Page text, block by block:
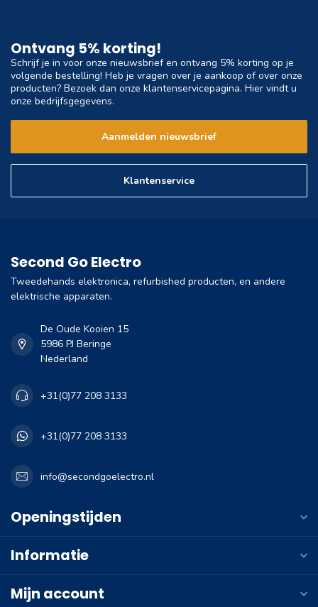
Ontvang 5% korting!
Schrijf je in voor onze nieuwsbrief en ontvang 5% korting op je
volgende bestelling! Heb je vragen over je aankoop of over onze
producten? Bezoek dan onze klantenservicepagina. Hier vindt u
onze bedrijfsgegevens.
Aanmelden nieuwsbrief
Klantenservice
Second Go Electro
Tweedehands elektronica, refurbished producten, en andere
elektrische apparaten.
De Oude Kooien 15
5986 PJ Beringe
Nederland
+31(0)77 208 3133
+31(0)77 208 3133
info@secondgoelectro.nl
Openingstijden
Informatie
Mijn account